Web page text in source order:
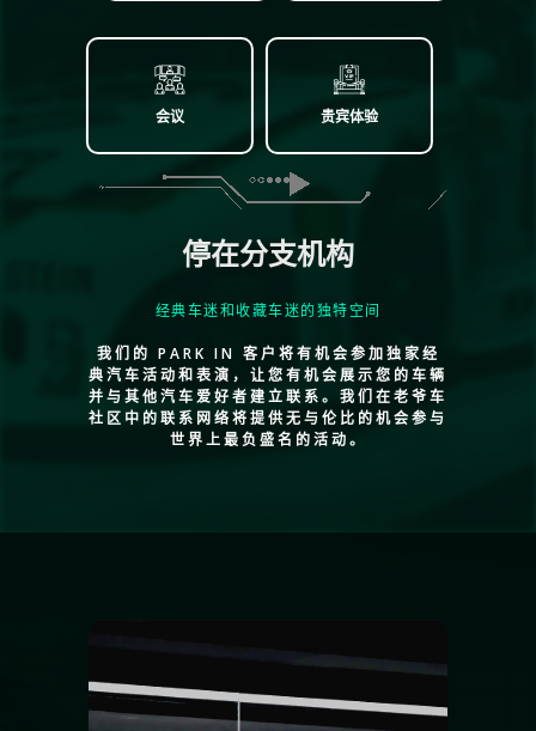
停在分支机构
经典车迷和收藏车迷的独特空间
我们的 PARK IN 客户将有机会参加独家经
典汽车活动和表演，让您有机会展示您的车辆
并与其他汽车爱好者建立联系。我们在老爷车
社区中的联系网络将提供无与伦比的机会参与
世界上最负盛名的活动。
会议 贵宾体验